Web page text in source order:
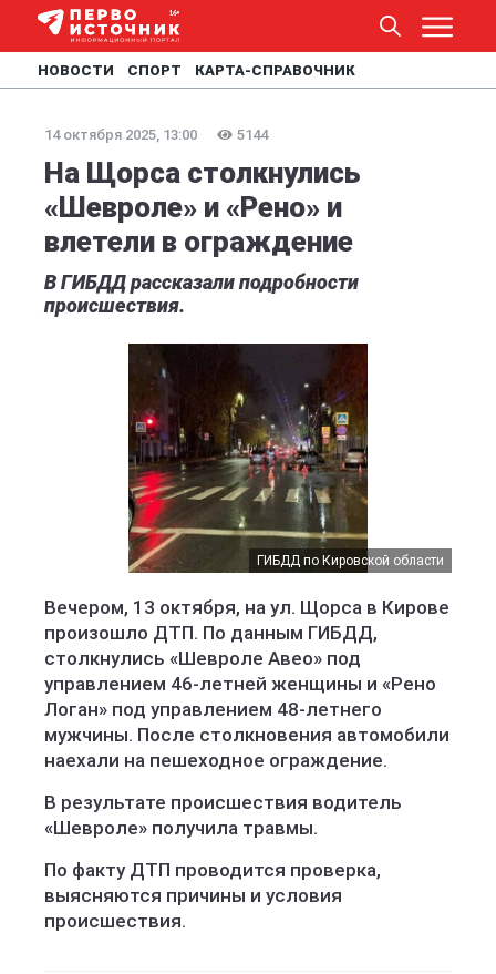
НОВОСТИ СПОРТ КАРТА-СПРАВОЧНИК
14 октября 2025, 13:00 5144
На Щорса столкнулись
«Шевроле» и «Рено» и
влетели в ограждение
В ГИБДД рассказали подробности
происшествия.
ГИБДД по Кировской области
Вечером, 13 октября, на ул. Щорса в Кирове
произошло ДТП. По данным ГИБДД,
столкнулись «Шевроле Авео» под
управлением 46-летней женщины и «Рено
Логан» под управлением 48-летнего
мужчины. После столкновения автомобили
наехали на пешеходное ограждение.
В результате происшествия водитель
«Шевроле» получила травмы.
По факту ДТП проводится проверка,
выясняются причины и условия
происшествия.